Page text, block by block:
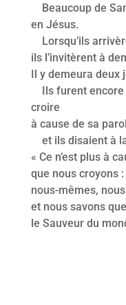
Beaucoup de
en Jésus.
Lorsqu’ils
ils l’invitèrent à
Il y demeura deux
Ils furent encore
croire
à cause de sa
et ils disaient à
« Ce n’est plus à
que nous croyons :
nous-mêmes,
et nous savons
le Sauveur du